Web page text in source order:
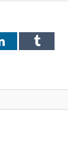
LinkedInTumblr